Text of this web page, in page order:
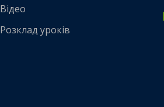
Відео
Розклад уроків